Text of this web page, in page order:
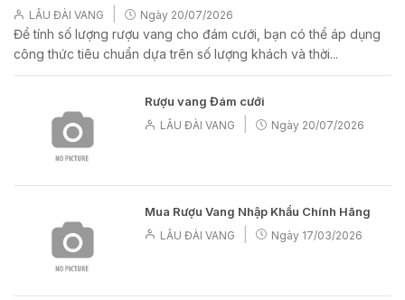
LÂU ĐÀI VANG Ngày 20/07/2026
Để tính số lượng rượu vang cho đám cưới, bạn có thể áp dụng
công thức tiêu chuẩn dựa trên số lượng khách và thời...
Rượu vang Đám cưới
LÂU ĐÀI VANG Ngày 20/07/2026
Mua Rượu Vang Nhập Khẩu Chính Hãng
LÂU ĐÀI VANG Ngày 17/03/2026